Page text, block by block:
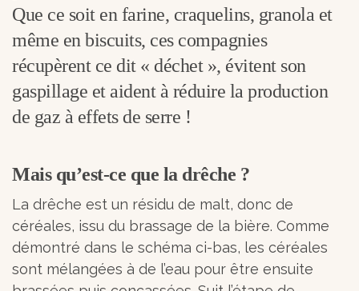
Que ce soit en farine, craquelins, granola et
même en biscuits, ces compagnies
récupèrent ce dit « déchet », évitent son
gaspillage et aident à réduire la production
de gaz à effets de serre !
Mais qu’est-ce que la drêche ?
La drêche est un résidu de malt, donc de
céréales, issu du brassage de la bière. Comme
démontré dans le schéma ci-bas, les céréales
sont mélangées à de l’eau pour être ensuite